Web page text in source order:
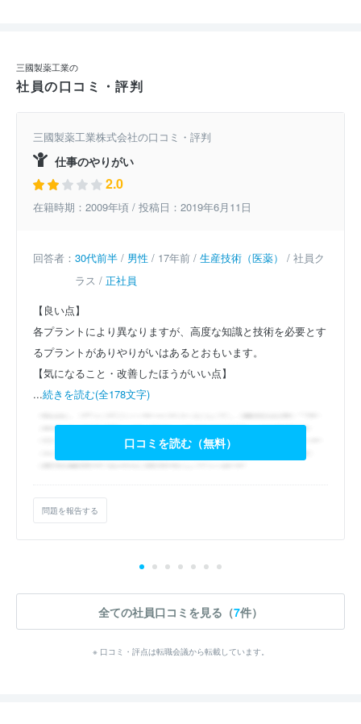
三國製薬工業の
社員の口コミ・評判
三國製薬工業株式会社の口コミ・評判
仕事のやりがい
2.0
在籍時期：2009年頃 / 投稿日：2019年6月11日
回答者： 30代前半 / 男性 / 17年前 / 生産技術（医薬）
/ 社員ク
ラス / 正社員
【良い点】
各プラントにより異なりますが、高度な知識と技術を必要とす
るプラントがありやりがいはあるとおもいます。
【気になること・改善したほうがいい点】
...続きを読む(全178文字)
口コミを読む（無料）
問題を報告する
全ての社員口コミを見る（7件）
※ 口コミ・評点は転職会議から転載しています。